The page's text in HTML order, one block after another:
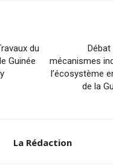
du
Guinée
mécanismes
l’écosystème
de la
La Rédaction